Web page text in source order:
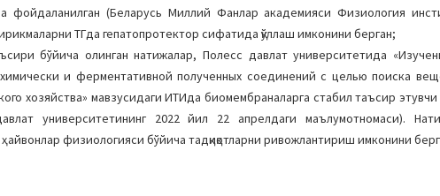
фойдаланилган (Беларусь Миллий Фанлар академияси Физиология
ТГда гепатопротектор сифатида қўллаш имконини берган;
бўйича олинган натижалар, Полесс давлат университетида
и ферментативной полученных соединений с целью поиска
хозяйства» мавзусидаги ИТИда биомембраналарга стабил таъсир
университетининг 2022 йил 22 апрелдаги маълумотномаси).
физиологияси бўйича тадқиқотларни ривожлантириш имконини